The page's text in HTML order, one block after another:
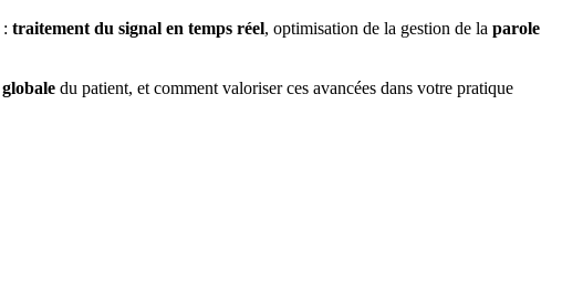
traitement du signal en temps réel, optimisation de la gestion de la parole
du patient, et comment valoriser ces avancées dans votre pratique